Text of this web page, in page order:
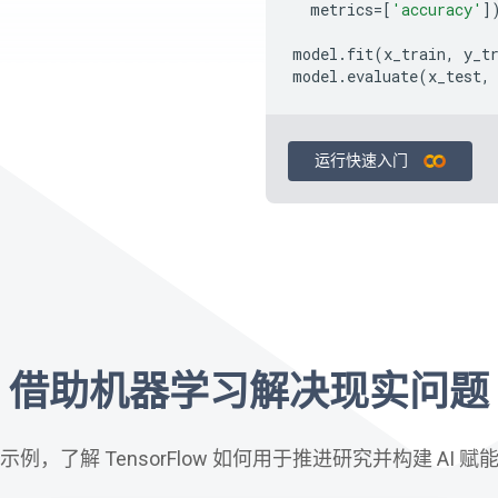
metrics=[ 'accuracy'
model . fit(x_train,
model . evaluate(x_test,
运行快速入门
借助机器学习解决现实问题
例，了解 TensorFlow 如何用于推进研究并构建 AI 赋